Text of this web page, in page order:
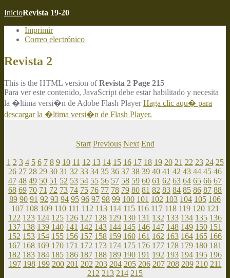
InicioRevista 19-20
Imprimir
Correo electrónico
Revista 2
This is the HTML version ofRevista 2 Page 215
Para ver este contenido, JavaScript debe estar habilitado y necesita
la �ltima versi�n de Adobe Flash PlayerHaga clic aqu� para
descargar la �ltima versi�n de Flash Player.
Start Previous Next End
1 2 3 4 5 6 7 8 9 10 11 12 13 14 15 16 17 18 19 20 21 22 23 24 25
26 27 28 29 30 31 32 33 34 35 36 37 38 39 40 41 42 43 44 45 46
47 48 49 50 51 52 53 54 55 56 57 58 59 60 61 62 63 64 65 66 67
68 69 70 71 72 73 74 75 76 77 78 79 80 81 82 83 84 85 86 87 88
89 90 91 92 93 94 95 96 97 98 99 100 101 102 103 104 105 106
107 108 109 110 111 112 113 114 115 116 117 118 119 120 121
122 123 124 125 126 127 128 129 130 131 132 133 134 135 136
137 138 139 140 141 142 143 144 145 146 147 148 149 150 151
152 153 154 155 156 157 158 159 160 161 162 163 164 165 166
167 168 169 170 171 172 173 174 175 176 177 178 179 180 181
182 183 184 185 186 187 188 189 190 191 192 193 194 195 196
197 198 199 200 201 202 203 204 205 206 207 208 209 210 211
212 213 214 215